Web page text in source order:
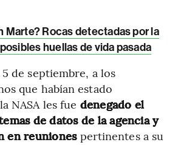
Marte? Rocas detectadas por la
huellas de vida pasada
de septiembre, a los
que habían estado
NASA les fue denegado el
de datos de la agencia y
en reuniones pertinentes a su